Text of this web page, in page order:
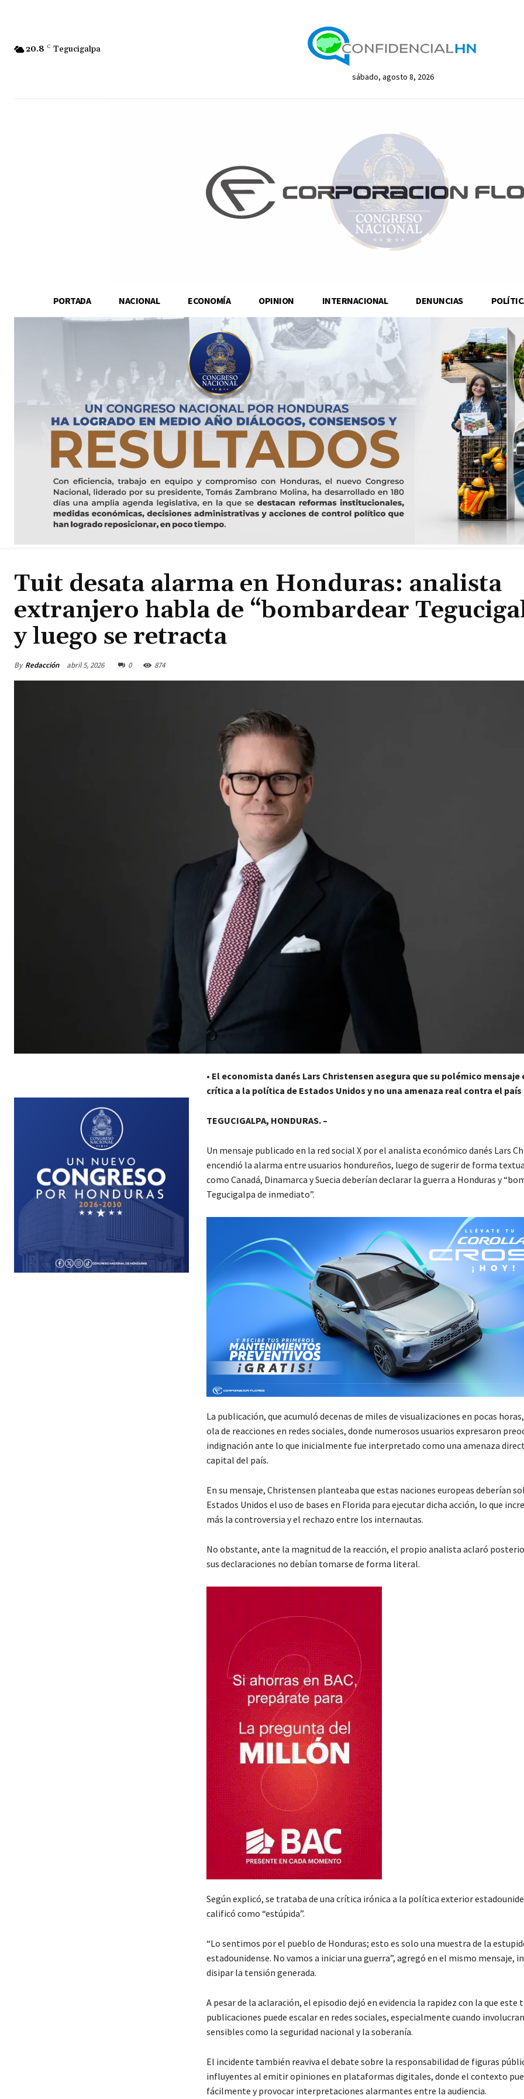
20.8 C Tegucigalpa
sábado, agosto 8, 2026
PORTADA NACIONAL ECONOMÍA OPINION INTERNACIONAL DENUNCIAS
Tuit desata alarma en Honduras: analista
extranjero habla de “bombardear
y luego se retracta
By Redacción abril 5, 2026 0 874
• El economista danés Lars Christensen asegura que su polémico mensaje
crítica a la política de Estados Unidos y no una amenaza real contra el país
TEGUCIGALPA, HONDURAS. –
Un mensaje publicado en la red social X por el analista económico danés Lars
encendió la alarma entre usuarios hondureños, luego de sugerir de forma
como Canadá, Dinamarca y Suecia deberían declarar la guerra a Honduras y
Tegucigalpa de inmediato”.
La publicación, que acumuló decenas de miles de visualizaciones en pocas
ola de reacciones en redes sociales, donde numerosos usuarios expresaron
indignación ante lo que inicialmente fue interpretado como una amenaza
capital del país.
En su mensaje, Christensen planteaba que estas naciones europeas deberían
Estados Unidos el uso de bases en Florida para ejecutar dicha acción, lo que
más la controversia y el rechazo entre los internautas.
No obstante, ante la magnitud de la reacción, el propio analista aclaró
sus declaraciones no debían tomarse de forma literal.
Según explicó, se trataba de una crítica irónica a la política exterior
calificó como “estúpida”.
“Lo sentimos por el pueblo de Honduras; esto es solo una muestra de la
estadounidense. No vamos a iniciar una guerra”, agregó en el mismo mensaje,
disipar la tensión generada.
A pesar de la aclaración, el episodio dejó en evidencia la rapidez con la que este
publicaciones puede escalar en redes sociales, especialmente cuando
sensibles como la seguridad nacional y la soberanía.
El incidente también reaviva el debate sobre la responsabilidad de figuras
influyentes al emitir opiniones en plataformas digitales, donde el contexto
fácilmente y provocar interpretaciones alarmantes entre la audiencia.